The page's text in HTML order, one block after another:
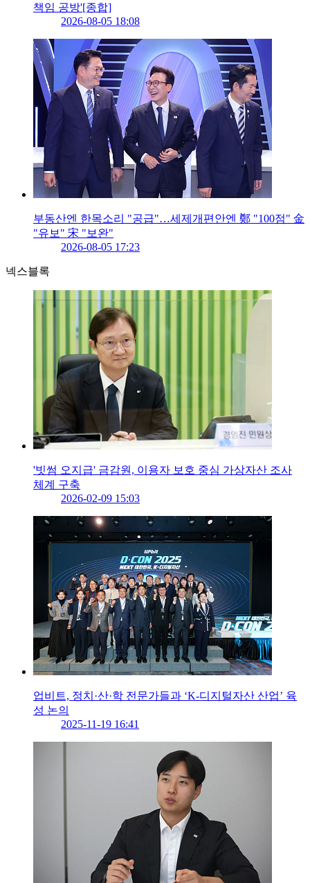
책임 공방'[종합]
2026-08-05 18:08
부동산엔 한목소리 "공급"…세제개편안엔 鄭 "100점" 金
"유보" 宋 "보완"
2026-08-05 17:23
넥스블록
'빗썸 오지급' 금감원, 이용자 보호 중심 가상자산 조사
체계 구축
2026-02-09 15:03
업비트, 정치·산·학 전문가들과 ‘K-디지털자산 산업’ 육
성 논의
2025-11-19 16:41